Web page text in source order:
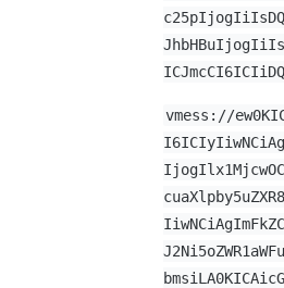
vmess://